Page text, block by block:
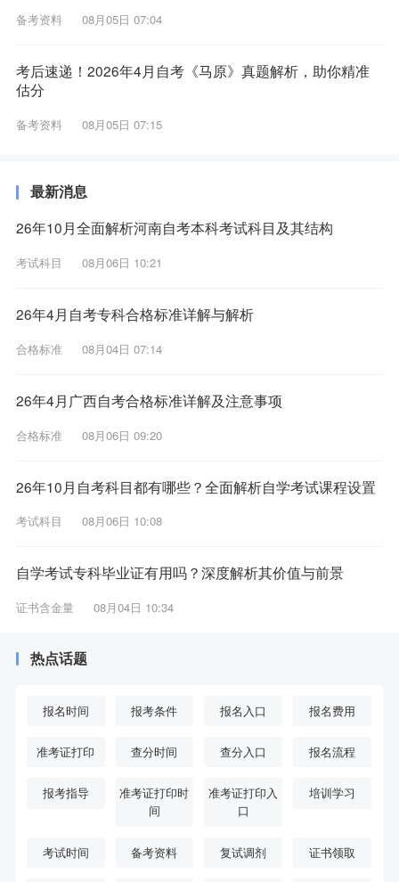
备考资料 08月05日 07:04
考后速递！2026年4月自考《马原》真题解析，助你精准
估分
备考资料 08月05日 07:15
最新消息
26年10月全面解析河南自考本科考试科目及其结构
考试科目 08月06日 10:21
26年4月自考专科合格标准详解与解析
合格标准 08月04日 07:14
26年4月广西自考合格标准详解及注意事项
合格标准 08月06日 09:20
26年10月自考科目都有哪些？全面解析自学考试课程设置
考试科目 08月06日 10:08
自学考试专科毕业证有用吗？深度解析其价值与前景
证书含金量 08月04日 10:34
热点话题
报名时间 报考条件 报名入口 报名费用
准考证打印 查分时间 查分入口 报名流程
报考指导
准考证打印时
间
准考证打印入
口
培训学习
考试时间 备考资料 复试调剂 证书领取